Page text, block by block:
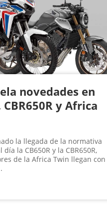
novedades en
CBR650R y Africa
la llegada de la normativa
la CB650R y la CBR650R,
de la Africa Twin llegan con